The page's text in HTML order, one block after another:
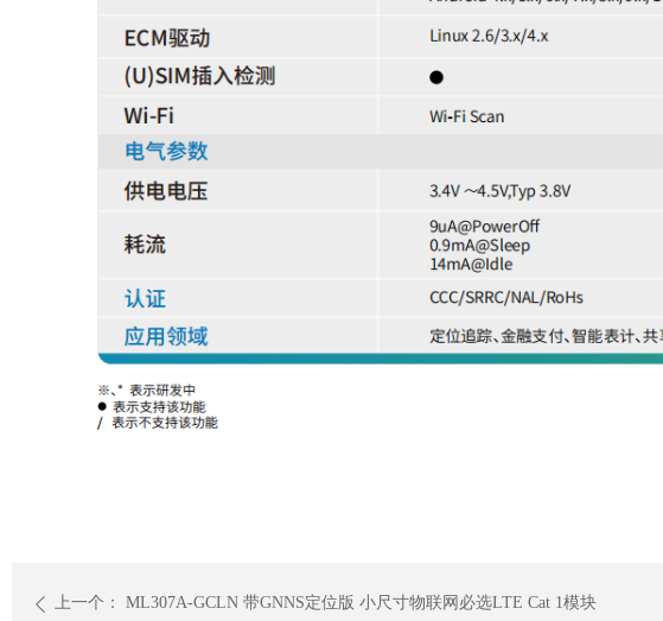
ꄴ 上一个：
ML307A-GCLN 带GNNS定位版 小尺寸物联网必选LTE Cat 1模块